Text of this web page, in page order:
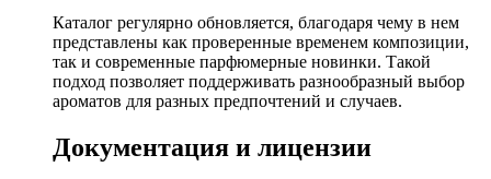
Каталог регулярно обновляется, благодаря чему в нем
представлены как проверенные временем композиции,
так и современные парфюмерные новинки. Такой
подход позволяет поддерживать разнообразный выбор
ароматов для разных предпочтений и случаев.
Документация и лицензии